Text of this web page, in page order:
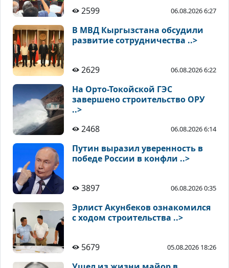
2599
06.08.2026 6:27
В МВД Кыргызстана обсудили
развитие сотрудничества ..>
2629 06.08.2026 6:22
На Орто-Токойской ГЭС
завершено строительство ОРУ
..>
2468
06.08.2026 6:14
Путин выразил уверенность в
победе России в конфли ..>
3897 06.08.2026 0:35
Эрлист Акунбеков ознакомился
с ходом строительства ..>
5679 05.08.2026 18:26